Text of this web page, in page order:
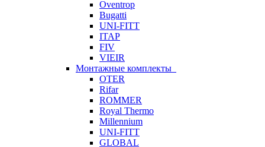
Oventrop
Bugatti
UNI-FITT
ITAP
FIV
VIEIR
Монтажные комплекты
OTER
Rifar
ROMMER
Royal Thermo
Millennium
UNI-FITT
GLOBAL